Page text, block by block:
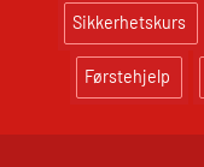
Sikkerhetskurs
Førstehjelp